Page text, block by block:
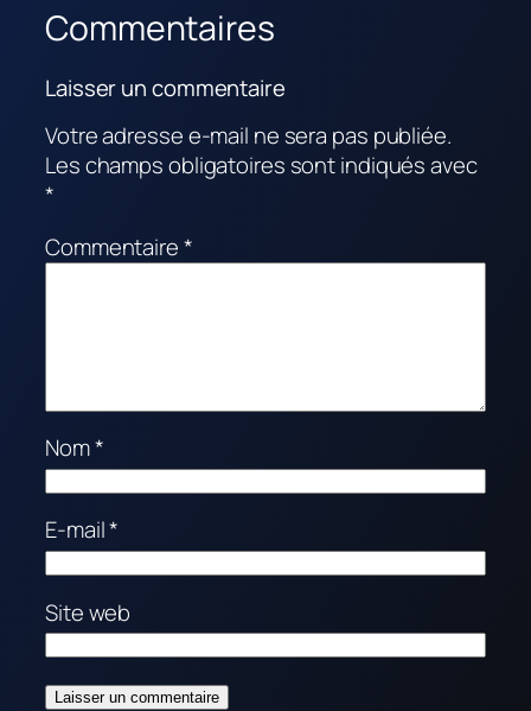
Commentaires
Laisser un commentaire
Votre adresse e-mail ne sera pas publiée.
Les champs obligatoires sont indiqués avec
*
Commentaire*
Nom*
E-mail*
Site web